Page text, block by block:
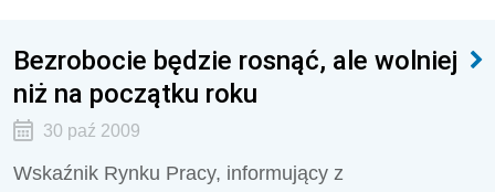
Bezrobocie będzie rosnąć, ale wolniej
niż na początku roku
30 paź 2009
Wskaźnik Rynku Pracy, informujący z